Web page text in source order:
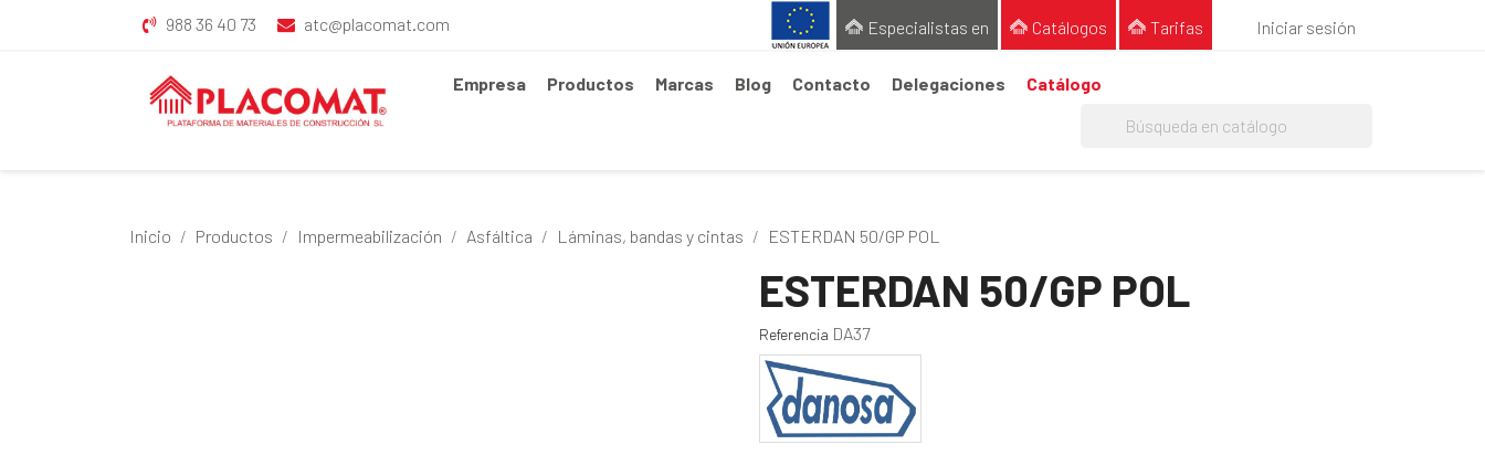
988 36 40 73 atc@placomat.com Especialistas en Catálogos Tarifas Iniciar sesión
Empresa Productos Marcas Blog Contacto Delegaciones Catálogo
Inicio Productos Impermeabilización Asfáltica Láminas, bandas y cintas ESTERDAN 50/GP POL
ESTERDAN 50/GP POL
Referencia DA37